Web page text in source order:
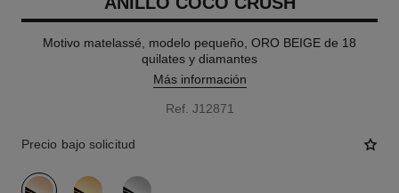
Motivo matelassé, modelo pequeño, ORO BEIGE de 18
quilates y diamantes
Más información
Ref. J12871
Precio bajo solicitud
variante (3)